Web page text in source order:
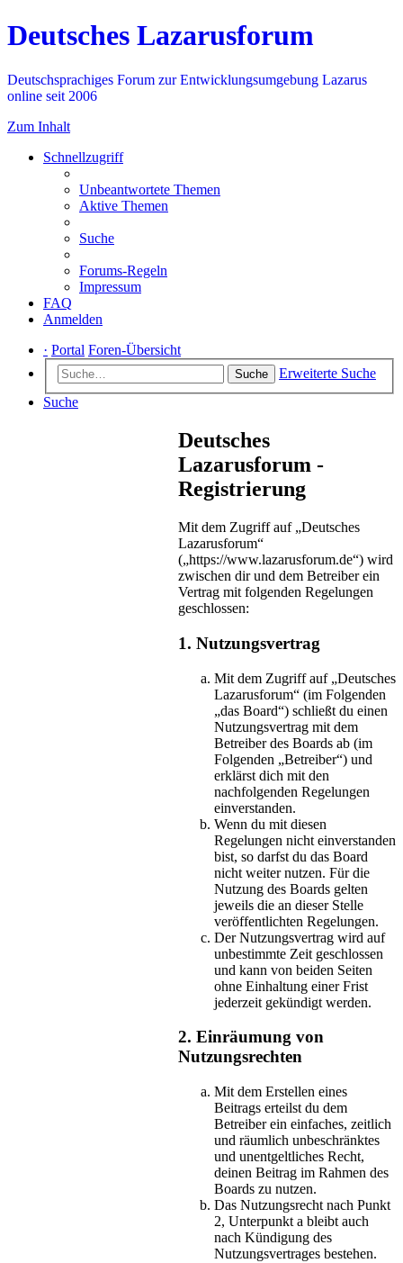
Deutsches Lazarusforum
Deutschsprachiges Forum zur Entwicklungsumgebung Lazarus
online seit 2006
Zum Inhalt
Schnellzugriff
Unbeantwortete Themen
Aktive Themen
Suche
Forums-Regeln
Impressum
FAQ
Anmelden
· Portal Foren-Übersicht
Suche
Erweiterte Suche
Suche
Deutsches
Lazarusforum -
Registrierung
Mit dem Zugriff auf „Deutsches
Lazarusforum“
(„https://www.lazarusforum.de“) wird
zwischen dir und dem Betreiber ein
Vertrag mit folgenden Regelungen
geschlossen:
1. Nutzungsvertrag
Mit dem Zugriff auf „Deutsches
Lazarusforum“ (im Folgenden
„das Board“) schließt du einen
Nutzungsvertrag mit dem
Betreiber des Boards ab (im
Folgenden „Betreiber“) und
erklärst dich mit den
nachfolgenden Regelungen
einverstanden.
Wenn du mit diesen
Regelungen nicht einverstanden
bist, so darfst du das Board
nicht weiter nutzen. Für die
Nutzung des Boards gelten
jeweils die an dieser Stelle
veröffentlichten Regelungen.
Der Nutzungsvertrag wird auf
unbestimmte Zeit geschlossen
und kann von beiden Seiten
ohne Einhaltung einer Frist
jederzeit gekündigt werden.
2. Einräumung von
Nutzungsrechten
Mit dem Erstellen eines
Beitrags erteilst du dem
Betreiber ein einfaches, zeitlich
und räumlich unbeschränktes
und unentgeltliches Recht,
deinen Beitrag im Rahmen des
Boards zu nutzen.
Das Nutzungsrecht nach Punkt
2, Unterpunkt a bleibt auch
nach Kündigung des
Nutzungsvertrages bestehen.